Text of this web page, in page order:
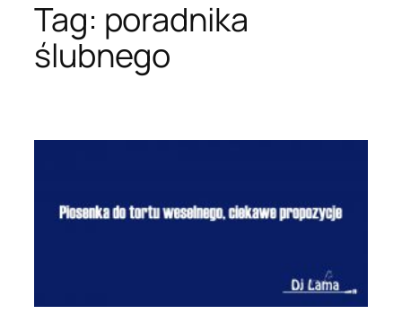
Tag: poradnika
ślubnego